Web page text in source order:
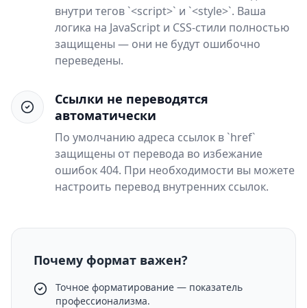
внутри тегов `<script>` и `<style>`. Ваша
логика на JavaScript и CSS-стили полностью
защищены — они не будут ошибочно
переведены.
Ссылки не переводятся
автоматически
По умолчанию адреса ссылок в `href`
защищены от перевода во избежание
ошибок 404. При необходимости вы можете
настроить перевод внутренних ссылок.
Почему формат важен?
Точное форматирование — показатель
профессионализма.